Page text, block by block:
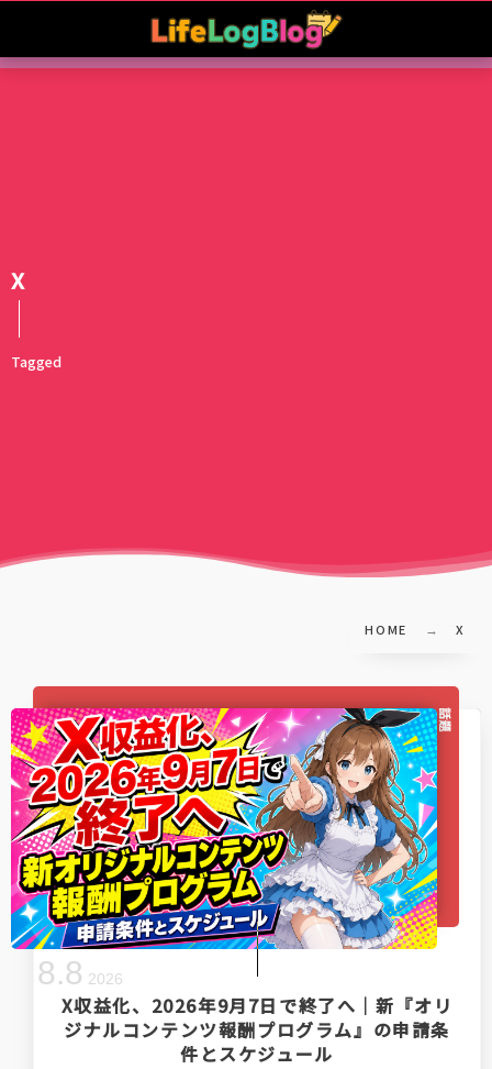
X
Tagged
HOME X
話題
X収益化、2026年9月7日で終了へ｜新『オリ
ジナルコンテンツ報酬プログラム』の申請条
件とスケジュール
8.8 2026